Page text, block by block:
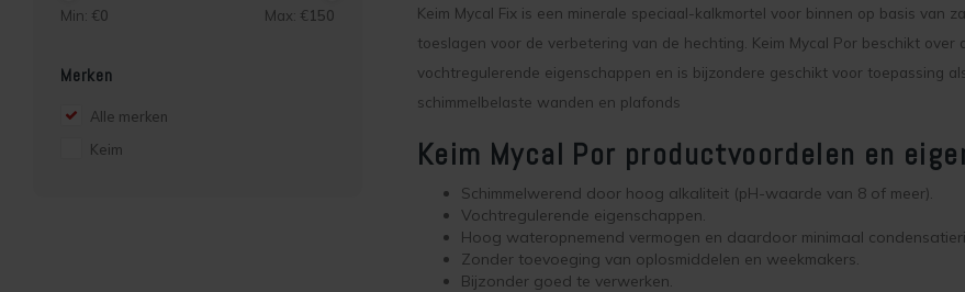
Min: €0 Max: €150
Merken
Alle merken
Keim
Keim Mycal Fix is een minerale speciaal-kalkmortel voor binnen op basis van
toeslagen voor de verbetering van de hechting. Keim Mycal Por beschikt over
vochtregulerende eigenschappen en is bijzondere geschikt voor toepassing
schimmelbelaste wanden en plafonds
Keim Mycal Por productvoordelen en
Schimmelwerend door hoog alkaliteit (pH-waarde van 8 of meer).
Vochtregulerende eigenschappen.
Hoog wateropnemend vermogen en daardoor minimaal
Zonder toevoeging van oplosmiddelen en weekmakers.
Bijzonder goed te verwerken.